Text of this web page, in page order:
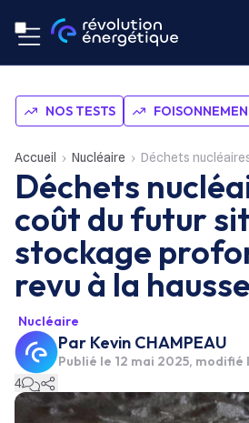
NOS TESTS
Accueil Nucléaire Déchets nucléaires : le coût du futur
Déchets
coût du futur
stockage
revu à la hausse
Nucléaire
Par Kevin CHAMPEAU
Publié le 12 mai 2025, modifié
4